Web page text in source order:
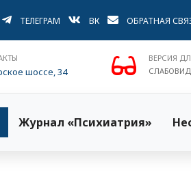
ТЕЛЕГРАМ ВК ОБРАТНАЯ
шоссе, 34
ВЕРСИЯ
Журнал «Психиатрия»